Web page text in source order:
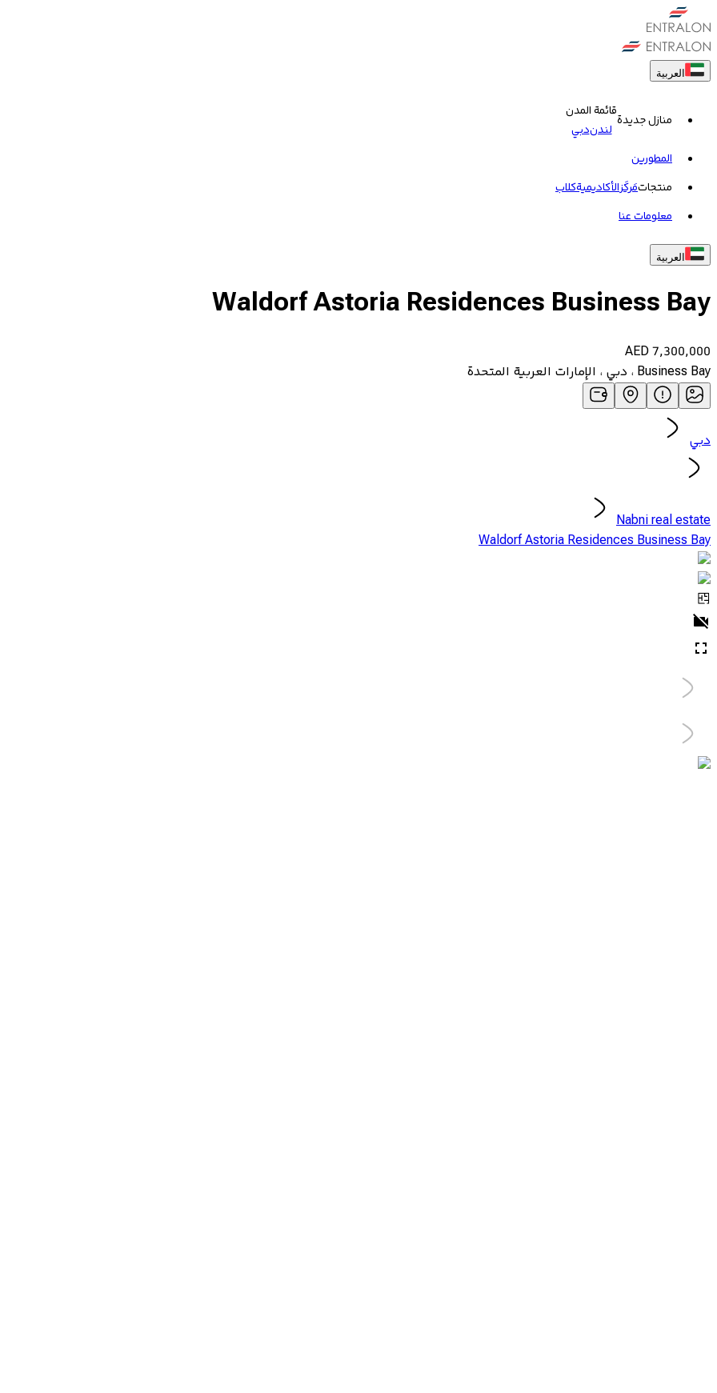
العربية
منازل جديدة
قائمة المدن
لندندبي
المطورين
منتجاتمَركَزالأكاديميةکلاب
معلومات عنا
العربية
Waldorf Astoria Residences Business Bay
AED7,300,000
Business Bay ، دبي ، الإمارات العربية المتحدة
دبي
Nabni real estate
Waldorf Astoria Residences Business Bay